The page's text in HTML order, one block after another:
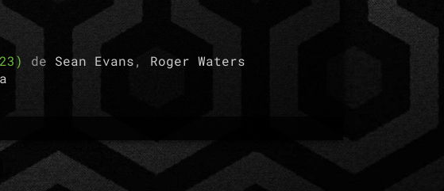
de Sean Evans, Roger Waters